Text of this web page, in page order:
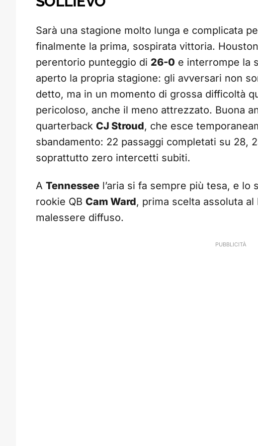
Sarà una stagione molto lunga e complicata
finalmente la prima, sospirata vittoria.
perentorio punteggio di 26-0 e interrompe la
aperto la propria stagione: gli avversari non
detto, ma in un momento di grossa difficoltà
pericoloso, anche il meno attrezzato. Buona
quarterback CJ Stroud, che esce
sbandamento: 22 passaggi completati su 28,
soprattutto zero intercetti subiti.
A Tennessee l’aria si fa sempre più tesa, e lo
rookie QB Cam Ward, prima scelta assoluta
malessere diffuso.